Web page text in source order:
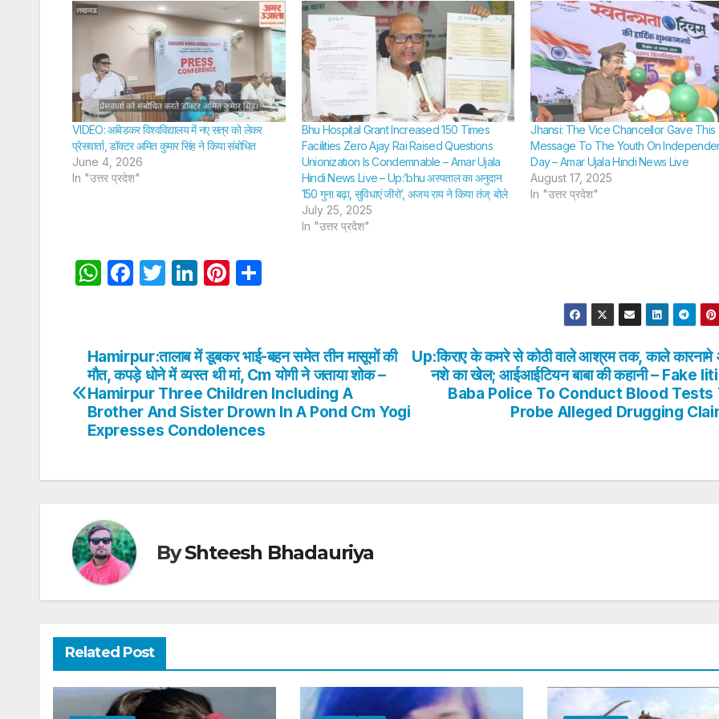
VIDEO: आंबेडकर विश्वविद्यालय में नए सत्र को लेकर
प्रेसवार्ता, डॉक्टर अमित कुमार सिंह ने किया संबोधित
June 4, 2026
In "उत्तर प्रदेश"
Bhu Hospital Grant Increased 150 Times
Facilities Zero Ajay Rai Raised Questions
Unionization Is Condemnable – Amar Ujala
Hindi News Live – Up:’bhu अस्पताल का अनुदान
150 गुना बढ़ा, सुविधाएं जीरो’, अजय राय ने किया तंज; बोले
July 25, 2025
In "उत्तर प्रदेश"
Jhansi: The Vice Chancellor Gave This
Message To The Youth On
Day – Amar Ujala Hindi News Live
August 17, 2025
In "उत्तर प्रदेश"
W
s
A
p
p
F
e
b
o
o
T
er
Li
e
dI
n
Pi
e
st
e
Post
navigation
Up:किराए के कमरे से कोठी वाले आश्रम तक, काले
नशे का खेल; आईआईटियन बाबा की कहानी – Fake
Baba Police To Conduct Blood Tests
Probe Alleged Drugging
Hamirpur:तालाब में डूबकर भाई-बहन समेत तीन मासूमों की
मौत, कपड़े धोने में व्यस्त थी मां, Cm योगी ने जताया शोक –
Hamirpur Three Children Including A
Brother And Sister Drown In A Pond Cm Yogi
Expresses Condolences
ByShteesh Bhadauriya
Related Post
लटककर दी जान